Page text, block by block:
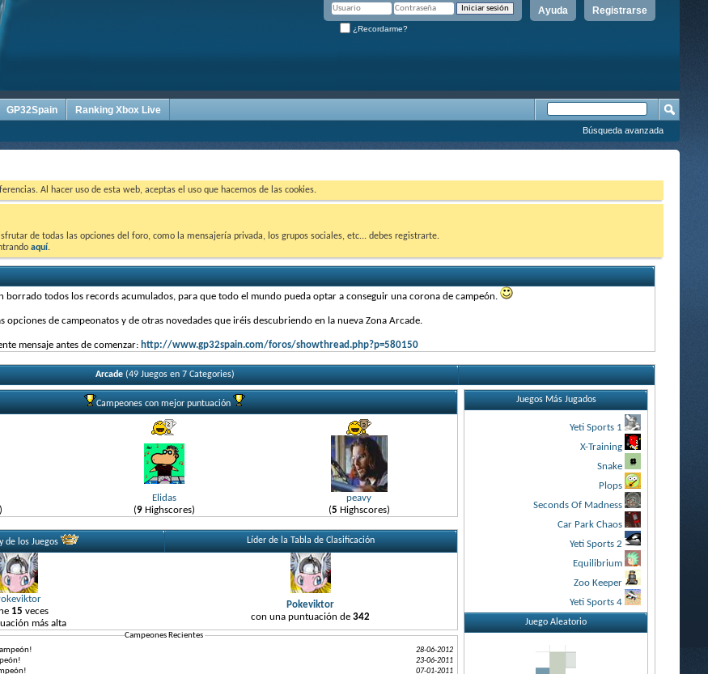
Registrarse
Ayuda
¿Recordarme?
GP32Spain Ranking Xbox Live
Búsqueda avanzada
Al hacer uso de esta web, aceptas el uso que hacemos de las cookies.
de todas las opciones del foro, como la mensajería privada, los grupos sociales, etc... debes registrarte.
aquí.
borrado todos los records acumulados, para que todo el mundo pueda optar a conseguir una corona de campeón.
opciones de campeonatos y de otras novedades que iréis descubriendo en la nueva Zona Arcade.
mensaje antes de comenzar: http://www.gp32spain.com/foros/showthread.php?p=580150
Arcade(49 Juegos en 7 Categories)
Campeones con mejor puntuación
Elidas
(9Highscores)
peavy
(5 Highscores)
de los Juegos Líder de la Tabla de Clasificación
15 veces
más alta
Pokeviktor
con una puntuación de 342
Campeones Recientes
28-06-2012
23-06-2011
07-01-2011
Juegos Más Jugados
Yeti Sports 1
X-Training
Snake
Plops
Seconds Of Madness
Car Park Chaos
Yeti Sports 2
Equilibrium
Zoo Keeper
Yeti Sports 4
Juego Aleatorio